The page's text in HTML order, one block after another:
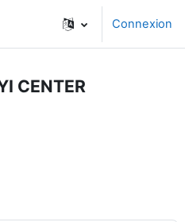
Connexion
CENTER